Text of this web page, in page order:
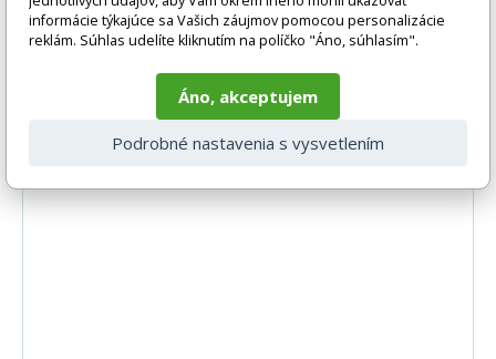
informácie týkajúce sa Vašich záujmov pomocou personalizácie
reklám. Súhlas udelíte kliknutím na políčko "Áno, súhlasím".
Áno, akceptujem
Podrobné nastavenia s vysvetlením